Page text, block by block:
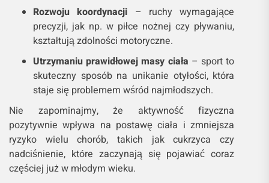
Rozwoju koordynacji – ruchy wymagające
precyzji, jak np. w piłce nożnej czy pływaniu,
kształtują zdolności motoryczne.
Utrzymaniu prawidłowej masy ciała – sport to
skuteczny sposób na unikanie otyłości, która
staje się problemem wśród najmłodszych.
Nie zapominajmy, że aktywność fizyczna
pozytywnie wpływa na postawę ciała i zmniejsza
ryzyko wielu chorób, takich jak cukrzyca czy
nadciśnienie, które zaczynają się pojawiać coraz
częściej już w młodym wieku.